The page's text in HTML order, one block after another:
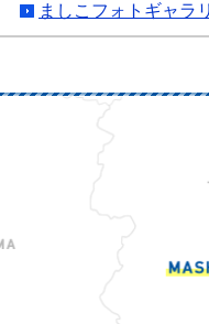
ましこフォトギャ